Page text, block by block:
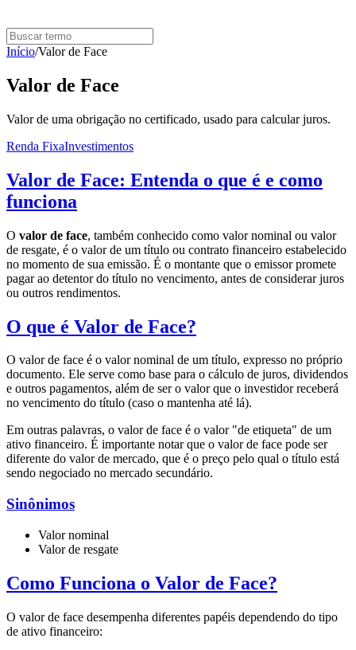
Início/Valor de Face
Valor de Face
Valor de uma obrigação no certificado, usado para calcular juros.
Renda FixaInvestimentos
Valor de Face: Entenda o que é e como
funciona
O valor de face, também conhecido como valor nominal ou valor
de resgate, é o valor de um título ou contrato financeiro estabelecido
no momento de sua emissão. É o montante que o emissor promete
pagar ao detentor do título no vencimento, antes de considerar juros
ou outros rendimentos.
O que é Valor de Face?
O valor de face é o valor nominal de um título, expresso no próprio
documento. Ele serve como base para o cálculo de juros, dividendos
e outros pagamentos, além de ser o valor que o investidor receberá
no vencimento do título (caso o mantenha até lá).
Em outras palavras, o valor de face é o valor "de etiqueta" de um
ativo financeiro. É importante notar que o valor de face pode ser
diferente do valor de mercado, que é o preço pelo qual o título está
sendo negociado no mercado secundário.
Sinônimos
Valor nominal
Valor de resgate
Como Funciona o Valor de Face?
O valor de face desempenha diferentes papéis dependendo do tipo
de ativo financeiro: